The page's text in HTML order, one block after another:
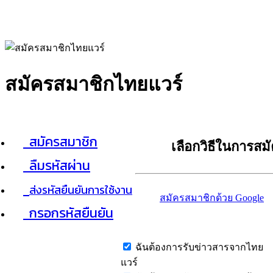
สมัครสมาชิกไทยแวร์
สมัครสมาชิก
ลืมรหัสผ่าน
ส่งรหัสยืนยันการใช้งาน
กรอกรหัสยืนยัน
เลือกวิธีในการส
สมัครสมาชิกด้วย Google
ฉันต้องการรับข่าวสารจากไทย
แวร์